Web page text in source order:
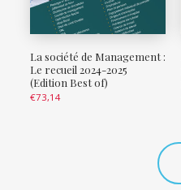
La société de Management :
Le recueil 2024-2025
(Edition Best of)
€73,14